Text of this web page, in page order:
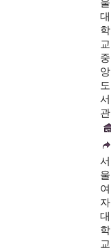
울
대
학
교
중
앙
도
서
관
서
울
여
자
대
학
교